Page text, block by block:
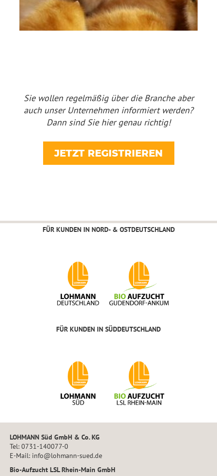
Sie wollen regelmäßig über die Branche aber
auch unser Unternehmen informiert werden?
Dann sind Sie hier genau richtig!
JETZT REGISTRIEREN
FÜR KUNDEN IN NORD- & OSTDEUTSCHLAND
FÜR KUNDEN IN SÜDDEUTSCHLAND
LOHMANN Süd GmbH & Co. KG
Tel: 0731-140077-0
E-Mail: info@lohmann-sued.de
Bio-Aufzucht LSL Rhein-Main GmbH